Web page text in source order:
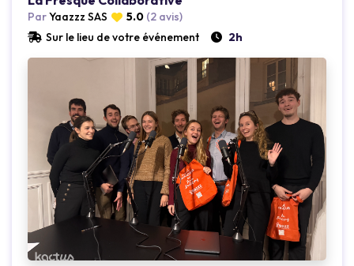
Loading...
ParYaazzz SAS 5.0 (2 avis)
Sur le lieu de votre événement
2h